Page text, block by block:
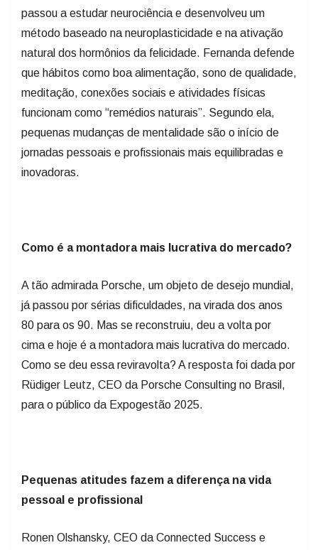
passou a estudar neurociência e desenvolveu um
método baseado na neuroplasticidade e na ativação
natural dos hormônios da felicidade. Fernanda defende
que hábitos como boa alimentação, sono de qualidade,
meditação, conexões sociais e atividades físicas
funcionam como “remédios naturais”. Segundo ela,
pequenas mudanças de mentalidade são o início de
jornadas pessoais e profissionais mais equilibradas e
inovadoras.
Como é a montadora mais lucrativa do mercado?
A tão admirada Porsche, um objeto de desejo mundial,
já passou por sérias dificuldades, na virada dos anos
80 para os 90. Mas se reconstruiu, deu a volta por
cima e hoje é a montadora mais lucrativa do mercado.
Como se deu essa reviravolta? A resposta foi dada por
Rüdiger Leutz, CEO da Porsche Consulting no Brasil,
para o público da Expogestão 2025.
Pequenas atitudes fazem a diferença na vida
pessoal e profissional
Ronen Olshansky, CEO da Connected Success e